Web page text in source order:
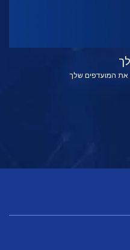
את המועדפים שלך